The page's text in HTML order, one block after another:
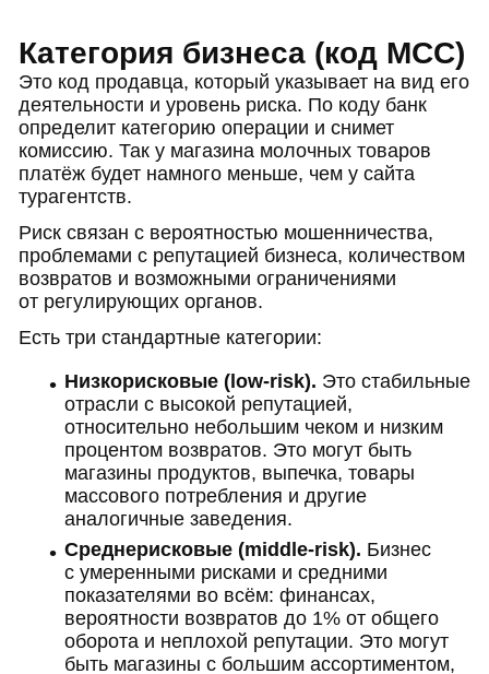
Категория бизнеса (код MCC)
Это код продавца, который указывает на вид его
деятельности и уровень риска. По коду банк
определит категорию операции и снимет
комиссию. Так у магазина молочных товаров
платёж будет намного меньше, чем у сайта
турагентств.
Риск связан с вероятностью мошенничества,
проблемами с репутацией бизнеса, количеством
возвратов и возможными ограничениями
от регулирующих органов.
Есть три стандартные категории:
Низкорисковые (low-risk). Это стабильные
отрасли с высокой репутацией,
относительно небольшим чеком и низким
процентом возвратов. Это могут быть
магазины продуктов, выпечка, товары
массового потребления и другие
аналогичные заведения.
Среднерисковые (middle-risk). Бизнес
с умеренными рисками и средними
показателями во всём: финансах,
вероятности возвратов до 1% от общего
оборота и неплохой репутации. Это могут
быть магазины с большим ассортиментом,